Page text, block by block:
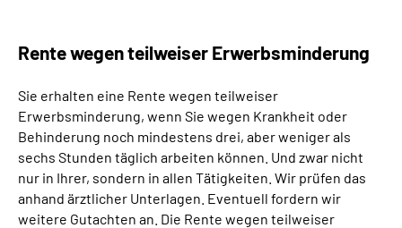
Rente wegen teilweiser Erwerbsminderung
Sie erhalten eine Rente wegen teilweiser
Erwerbsminderung, wenn Sie wegen Krankheit oder
Behinderung noch mindestens drei, aber weniger als
sechs Stunden täglich arbeiten können. Und zwar nicht
nur in Ihrer, sondern in allen Tätigkeiten. Wir prüfen das
anhand ärztlicher Unterlagen. Eventuell fordern wir
weitere Gutachten an. Die Rente wegen teilweiser